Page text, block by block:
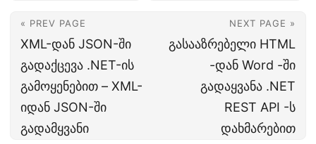
« PREV PAGE
XML-დან JSON-ში
გადაქცევა .NET-ის
გამოყენებით – XML-
იდან JSON-ში
გადამყვანი
NEXT PAGE »
გასააზრებელი HTML
-დან Word -ში
გადაყვანა .NET
REST API -ს
დახმარებით